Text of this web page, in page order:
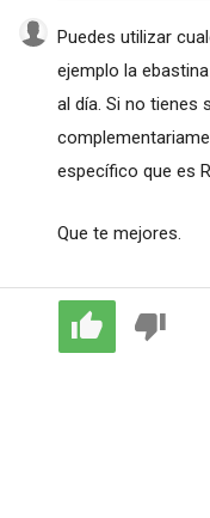
Puedes utilizar
ejemplo la
al día. Si no tienes
específico que es
Que te mejores.